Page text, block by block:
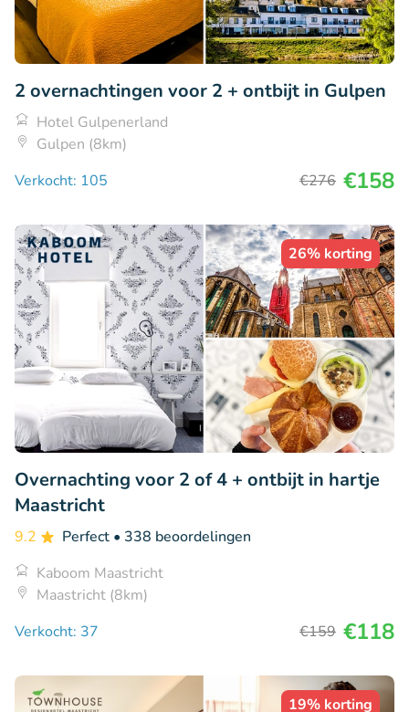
2 overnachtingen voor 2 + ontbijt in Gulpen
Hotel Gulpenerland
Gulpen (8km)
Verkocht: 105
€276 €158
26% korting
Overnachting voor 2 of 4 + ontbijt in hartje
Maastricht
9.2 Perfect • 338 beoordelingen
Kaboom Maastricht
Maastricht (8km)
Verkocht: 37
€159 €118
19% korting